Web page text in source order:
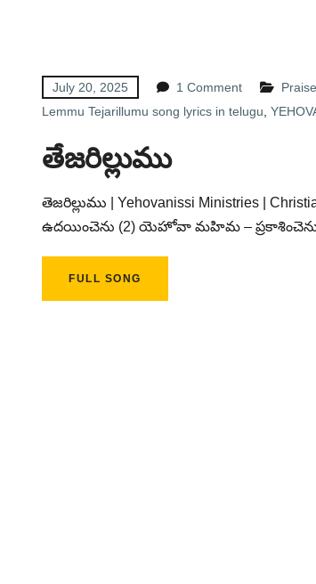
July 20, 2025 1 Comment
Lemmu Tejarillumu song lyrics in telugu
తేజరిల్లుము
తెజరిల్లుము | Yehovanissi Ministries |
ఉదయించెను (2) యెహోవా మహిమ – ప్రకాశించెను
FULL SONG